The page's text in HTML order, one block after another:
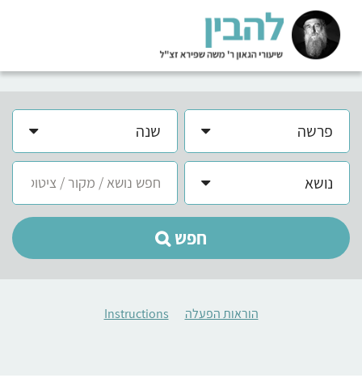
פרשה שנה
נושא
חפש
הוראות הפעלה Instructions